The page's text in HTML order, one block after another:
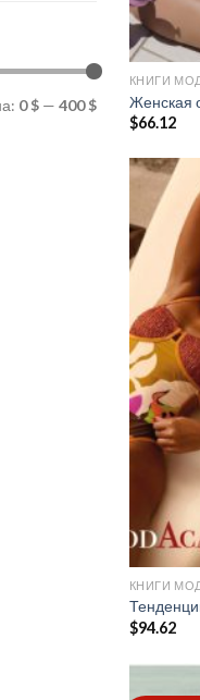
0 $ — 400 $
КНИГИ
Женская
$66.12
КНИГИ
$94.62